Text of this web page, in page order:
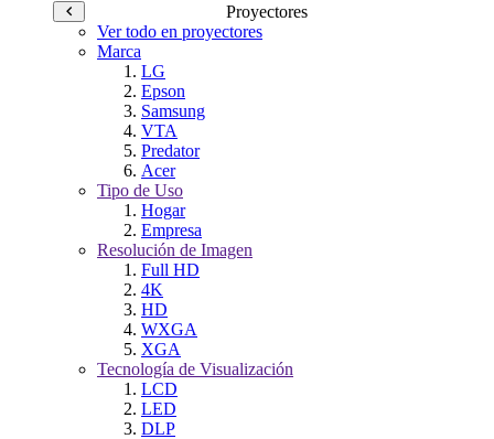
Proyectores
Ver todo en proyectores
Marca
LG
Epson
Samsung
VTA
Predator
Acer
Tipo de Uso
Hogar
Empresa
Resolución de Imagen
Full HD
4K
HD
WXGA
XGA
Tecnología de Visualización
LCD
LED
DLP